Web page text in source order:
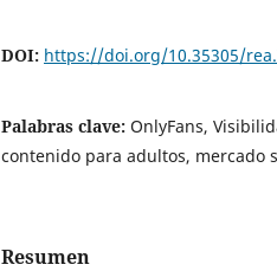
DOI: https://doi.org/10.35305/
Palabras clave: OnlyFans,
contenido para adultos, mercado
Resumen